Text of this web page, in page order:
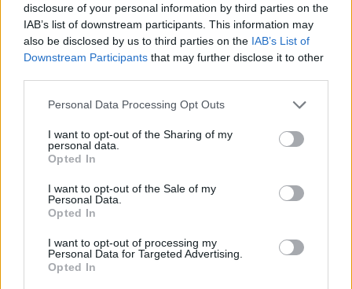
disclosure of your personal information by third parties on the
IAB’s list of downstream participants. This information may
also be disclosed by us to third parties on the IAB’s List of
Downstream Participants that may further disclose it to other
Personal Data Processing Opt Outs
I want to opt-out of the Sharing of my
personal data.
Opted In
I want to opt-out of the Sale of my
Personal Data.
Opted In
I want to opt-out of processing my
Personal Data for Targeted Advertising.
Opted In
Minka 10. rész
10 tanács, ha jobban akarod érezni magad
a hétköznapokban